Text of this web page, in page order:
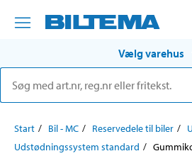
Vælg varehus
Start Bil - MC Reservedele til biler
Udstødningssystem standard